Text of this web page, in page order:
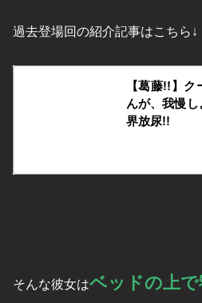
過去登場回の紹介記事はこちら↓
【葛藤!!】
んが、我慢
界放尿!!
そんな彼女はベッドの上で